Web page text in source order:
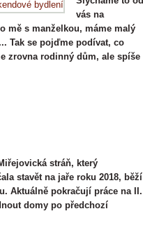
vás na
mě s manželkou, máme malý
Tak se pojďme podívat, co
zrovna rodinný dům, ale spíše
stráň, který
stavět na jaře roku 2018, běží
Aktuálně pokračují práce na II.
domy po předchozí